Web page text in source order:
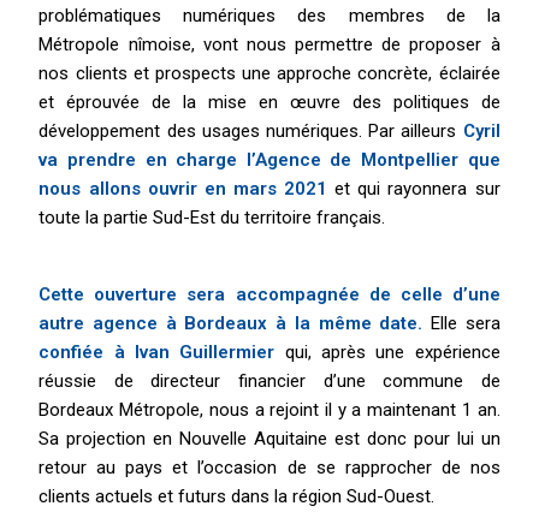
problématiques numériques des membres de la
Métropole nîmoise, vont nous permettre de proposer à
nos clients et prospects une approche concrète, éclairée
et éprouvée de la mise en œuvre des politiques de
développement des usages numériques. Par ailleurs Cyril
va prendre en charge l’Agence de Montpellier que
nous allons ouvrir en mars 2021 et qui rayonnera sur
toute la partie Sud-Est du territoire français.
Cette ouverture sera accompagnée de celle d’une
autre agence à Bordeaux à la même date. Elle sera
confiée à Ivan Guillermier qui, après une expérience
réussie de directeur financier d’une commune de
Bordeaux Métropole, nous a rejoint il y a maintenant 1 an.
Sa projection en Nouvelle Aquitaine est donc pour lui un
retour au pays et l’occasion de se rapprocher de nos
clients actuels et futurs dans la région Sud-Ouest.